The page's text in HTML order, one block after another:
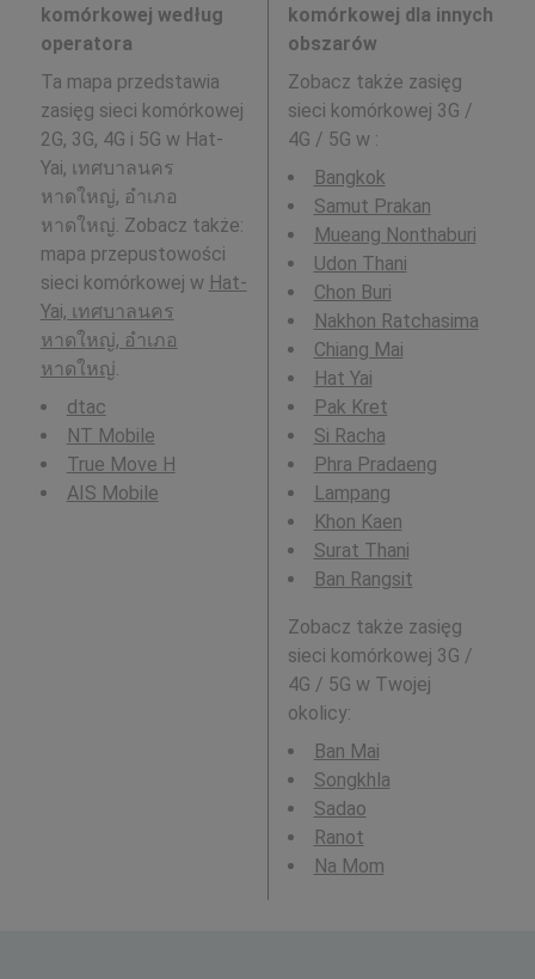
komórkowej według
operatora
Ta mapa przedstawia
zasięg sieci komórkowej
2G, 3G, 4G i 5G w Hat-
Yai, เทศบาลนคร
หาดใหญ่, อำเภอ
หาดใหญ่. Zobacz także:
mapa przepustowości
sieci komórkowej w Hat-
Yai, เทศบาลนคร
หาดใหญ่, อำเภอ
หาดใหญ่.
dtac
NT Mobile
True Move H
AIS Mobile
komórkowej dla innych
obszarów
Zobacz także zasięg
sieci komórkowej 3G /
4G / 5G w :
Bangkok
Samut Prakan
Mueang Nonthaburi
Udon Thani
Chon Buri
Nakhon Ratchasima
Chiang Mai
Hat Yai
Pak Kret
Si Racha
Phra Pradaeng
Lampang
Khon Kaen
Surat Thani
Ban Rangsit
Zobacz także zasięg
sieci komórkowej 3G /
4G / 5G w Twojej
okolicy:
Ban Mai
Songkhla
Sadao
Ranot
Na Mom